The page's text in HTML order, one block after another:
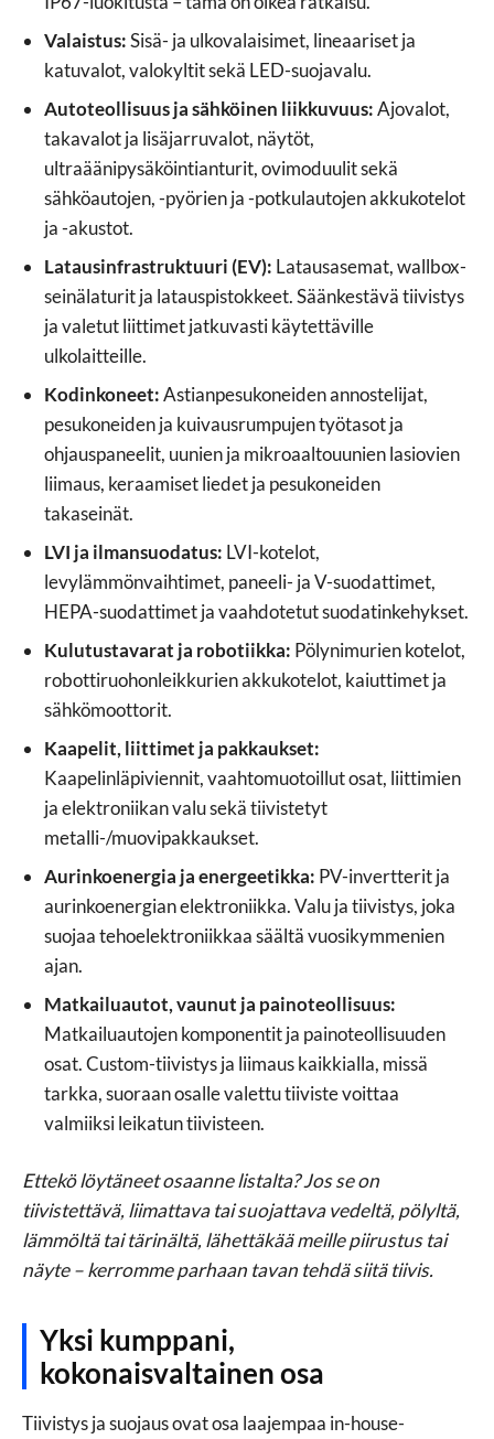
Valaistus:Sisä- ja ulkovalaisimet, lineaariset ja
katuvalot, valokyltit sekä LED-suojavalu.
Autoteollisuus ja sähköinen liikkuvuus:Ajovalot,
takavalot ja lisäjarruvalot, näytöt,
ultraäänipysäköintianturit, ovimoduulit sekä
sähköautojen, -pyörien ja -potkulautojen akkukotelot
ja -akustot.
Latausinfrastruktuuri (EV): Latausasemat, wallbox-
seinälaturit ja latauspistokkeet. Säänkestävä tiivistys
ja valetut liittimet jatkuvasti käytettäville
ulkolaitteille.
Kodinkoneet:Astianpesukoneiden annostelijat,
pesukoneiden ja kuivausrumpujen työtasot ja
ohjauspaneelit, uunien ja mikroaaltouunien lasiovien
liimaus, keraamiset liedet ja pesukoneiden
takaseinät.
LVI ja ilmansuodatus: LVI-kotelot,
levylämmönvaihtimet, paneeli- ja V-suodattimet,
HEPA-suodattimet ja vaahdotetut suodatinkehykset.
Kulutustavarat ja robotiikka: Pölynimurien kotelot,
robottiruohonleikkurien akkukotelot, kaiuttimet ja
sähkömoottorit.
Kaapelit, liittimet ja pakkaukset:
Kaapelinläpiviennit, vaahtomuotoillut osat, liittimien
ja elektroniikan valu sekä tiivistetyt
metalli-/muovipakkaukset.
Aurinkoenergia ja energeetikka: PV-invertterit ja
aurinkoenergian elektroniikka. Valu ja tiivistys, joka
suojaa tehoelektroniikkaa säältä vuosikymmenien
ajan.
Matkailuautot, vaunut ja painoteollisuus:
Matkailuautojen komponentit ja painoteollisuuden
osat. Custom-tiivistys ja liimaus kaikkialla, missä
tarkka, suoraan osalle valettu tiiviste voittaa
valmiiksi leikatun tiivisteen.
Ettekö löytäneet osaanne listalta? Jos se on
tiivistettävä, liimattava tai suojattava vedeltä, pölyltä,
lämmöltä tai tärinältä, lähettäkää meille piirustus tai
näyte – kerromme parhaan tavan tehdä siitä tiivis.
Yksi kumppani,
kokonaisvaltainen osa
Tiivistys ja suojaus ovat osa laajempaa in-house-